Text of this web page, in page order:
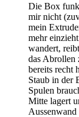
Die Box
mir nicht
mein
mehr
wandert,
das Abrollen
bereits recht
Staub in der
Spulen
Mitte lagert
Aussenwand